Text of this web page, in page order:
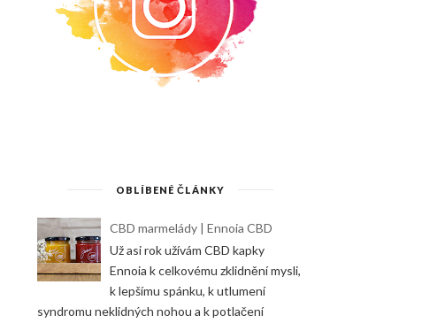
OBLÍBENÉ ČLÁNKY
CBD marmelády | Ennoia CBD
Už asi rok užívám CBD kapky
Ennoia k celkovému zklidnění mysli,
k lepšímu spánku, k utlumení
syndromu neklidných nohou a k potlačení